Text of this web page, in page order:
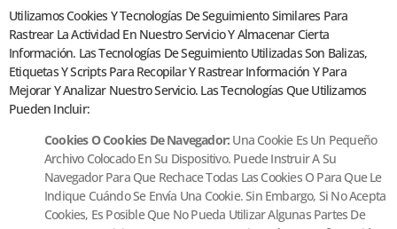
Utilizamos Cookies Y Tecnologías De Seguimiento Similares Para
Rastrear La Actividad En Nuestro Servicio Y Almacenar Cierta
Información. Las Tecnologías De Seguimiento Utilizadas Son Balizas,
Etiquetas Y Scripts Para Recopilar Y Rastrear Información Y Para
Mejorar Y Analizar Nuestro Servicio. Las Tecnologías Que Utilizamos
Pueden Incluir:
Cookies O Cookies De Navegador: Una Cookie Es Un Pequeño
Archivo Colocado En Su Dispositivo. Puede Instruir A Su
Navegador Para Que Rechace Todas Las Cookies O Para Que Le
Indique Cuándo Se Envía Una Cookie. Sin Embargo, Si No Acepta
Cookies, Es Posible Que No Pueda Utilizar Algunas Partes De